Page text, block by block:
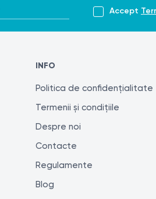
Accept
INFO
Politica de confidențialitate
Termenii și condițiile
Despre noi
Contacte
Regulamente
Blog